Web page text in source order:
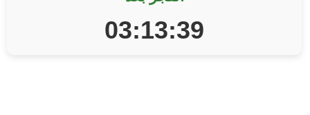
03:13:39